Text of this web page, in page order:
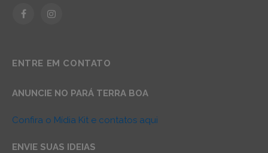
FacebookInstagram
ENTRE EM CONTATO
ANUNCIE NO PARÁ TERRA BOA
Confira o Mídia Kit e contatos aqui
ENVIE SUAS IDEIAS